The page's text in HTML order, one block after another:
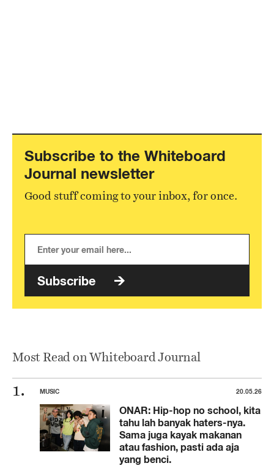
Subscribe to the Whiteboard
Journal newsletter
Good stuff coming to your inbox, for once.
Subscribe
Most Read on Whiteboard Journal
MUSIC 20.05.26
ONAR: Hip-hop no school, kita
tahu lah banyak haters-nya.
Sama juga kayak makanan
atau fashion, pasti ada aja
yang benci.